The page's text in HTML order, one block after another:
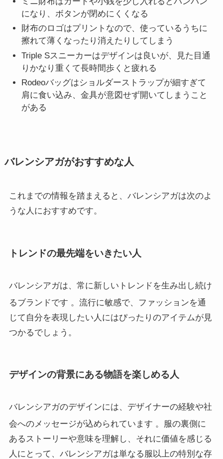
になり、ボタンが閉めにくくなる
財布のロゴはプリントなので、使っているうちに
擦れて薄くなったり消えたりしてしまう
Triple Sスニーカーはデザインは良いが、見た目通
りかなり重くて長時間歩くと疲れる
Rodeoバッグはショルダーストラップが細すぎて
肩に食い込み、金具が意図せず開いてしまうこと
がある
バレンシアガがおすすめな人
これまでの情報を踏まえると、バレンシアガは次のよ
うな人におすすめです。
トレンドの最先端をいきたい人
バレンシアガは、常に新しいトレンドを生み出し続け
るブランドです 。流行に敏感で、ファッションを通
じて自分を表現したい人にはぴったりのアイテムが見
つかるでしょう。
デザインの背景にある物語を楽しめる人
バレンシアガのデザインには、デザイナーの経験や社
会へのメッセージが込められています 。服の裏側に
あるストーリーや意味を理解し、それに価値を感じる
人にとって、バレンシアガは単なる服以上の特別な存